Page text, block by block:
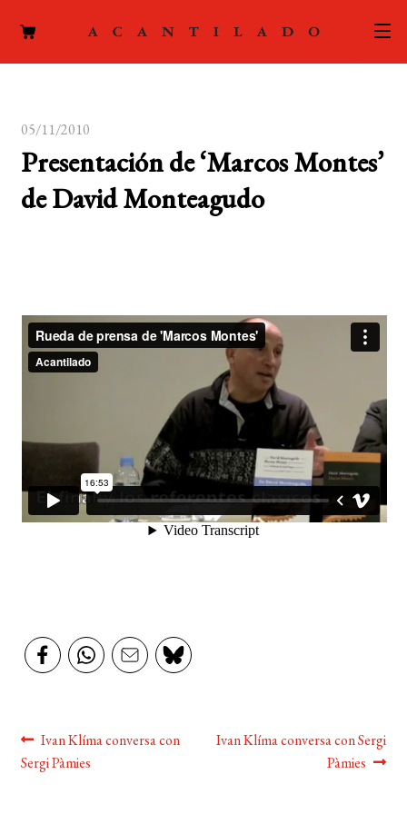
el
ACTUALIDAD
PODCAST
menú
hijo
FOREIGN RIGHTS
CONTACTO
MI CUENTA
BUSCAR
LISTA DE LIBROS
05/11/2010
Presentación de ‘Marcos Montes’
de David Monteagudo
Navegación
de
Anterior:
Ivan Klíma conversa con
Sergi Pàmies
Siguiente:
Ivan Klíma conversa con Sergi
Pàmies